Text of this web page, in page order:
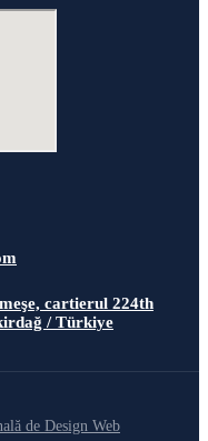
cartierul 224th
/ Türkiye
de Design Web